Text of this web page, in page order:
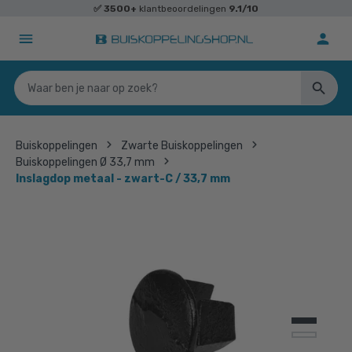
✅ 3500+ klantbeoordelingen 9.1/10
Buiskoppelingen
Zwarte Buiskoppelingen
Buiskoppelingen Ø 33,7 mm
Inslagdop metaal - zwart-C / 33,7 mm